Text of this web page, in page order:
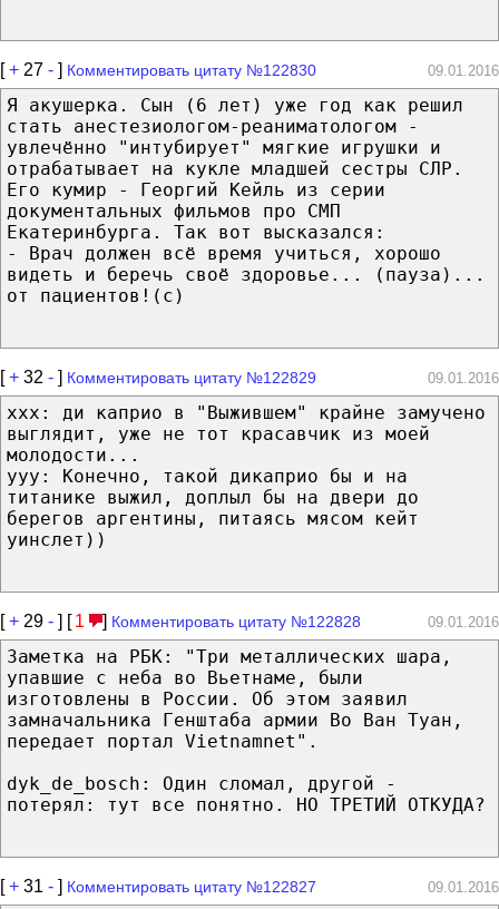
[+ 27 - ] Комментировать цитату №122830 09.01.2016
Я акушерка. Сын (6 лет) уже год как решил
стать анестезиологом-реаниматологом -
увлечённо "интубирует" мягкие игрушки и
отрабатывает на кукле младшей сестры СЛР.
Его кумир - Георгий Кейль из серии
документальных фильмов про СМП
Екатеринбурга. Так вот высказался:
- Врач должен всё время учиться, хорошо
видеть и беречь своё здоровье... (пауза)...
от пациентов!(c)
[+ 32 - ] Комментировать цитату №122829 09.01.2016
xxx: ди каприо в "Выжившем" крайне замучено
выглядит, уже не тот красавчик из моей
молодости...
yyy: Конечно, такой дикаприо бы и на
титанике выжил, доплыл бы на двери до
берегов аргентины, питаясь мясом кейт
уинслет))
[+ 29 - ] [ 1 ] Комментировать цитату №122828 09.01.2016
Заметка на РБК: "Три металлических шара,
упавшие с неба во Вьетнаме, были
изготовлены в России. Об этом заявил
замначальника Генштаба армии Во Ван Туан,
передает портал Vietnamnet".
dyk_de_bosch: Один сломал, другой -
потерял: тут все понятно. НО ТРЕТИЙ ОТКУДА?
[+ 31 - ] Комментировать цитату №122827 09.01.2016